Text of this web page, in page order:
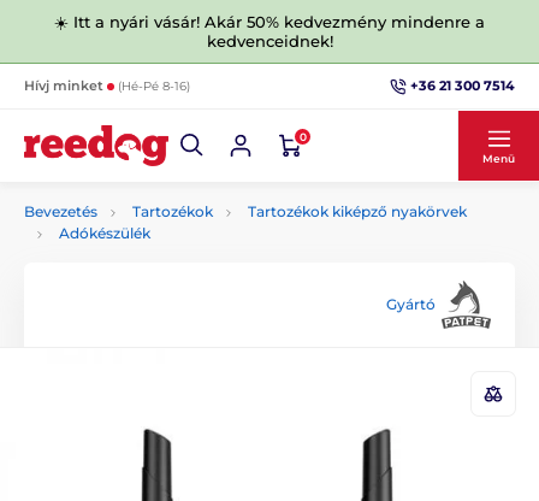
☀️ Itt a nyári vásár! Akár 50% kedvezmény mindenre a
kedvenceidnek!
Hívj minket (Hé-Pé 8-16) +36 21 300 7514
0
Menü
Bevezetés Tartozékok
Tartozékok kiképző nyakörvek
Adókészülék
Gyártó